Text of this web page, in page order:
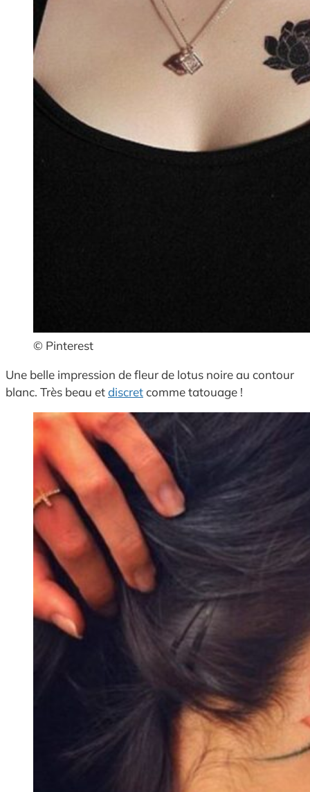
© Pinterest
Une belle impression de fleur de lotus noire au contour
blanc. Très beau etdiscretcomme tatouage !